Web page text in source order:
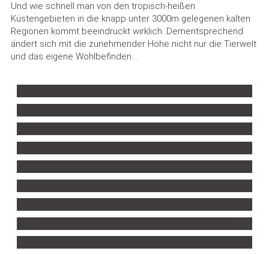
Und wie schnell man von den tropisch-heißen
Küstengebieten in die knapp unter 3000m gelegenen kalten
Regionen kommt beeindruckt wirklich. Dementsprechend
ändert sich mit die zunehmender Höhe nicht nur die Tierwelt
und das eigene Wohlbefinden....